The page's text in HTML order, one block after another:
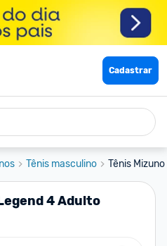
Cadastrar
Tênis masculino Tênis
4 Adulto